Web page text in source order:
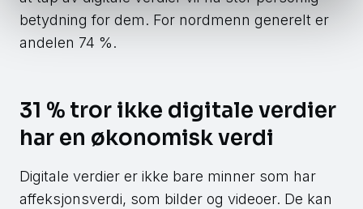
betydning for dem. For nordmenn generelt er
andelen 74 %.
31 % tror ikke digitale verdier
har en økonomisk verdi
Digitale verdier er ikke bare minner som har
affeksjonsverdi, som bilder og videoer. De kan